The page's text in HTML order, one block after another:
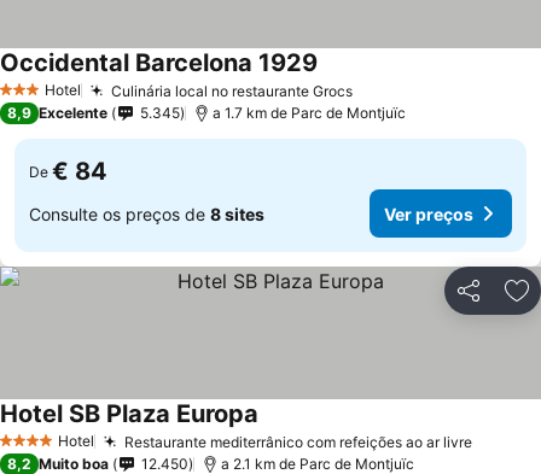
3 EstrelasHotel Culinária local no restaurante Grocs
Occidental Barcelona 1929
8,9 Excelente 5.345 a 1.7 km de Parc de Montjuïc
De € 84
Consulte os preços de 8 sites Ver preços
Partilhar
4 EstrelasHotel Restaurante mediterrânico com refeições ao ar livre
Hotel SB Plaza Europa
8,2 Muito boa 12.450 a 2.1 km de Parc de Montjuïc